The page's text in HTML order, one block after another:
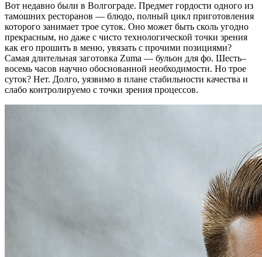
Вот недавно были в Волгограде. Предмет гордости одного из
тамошних ресторанов — блюдо, полный цикл приготовления
которого занимает трое суток. Оно может быть сколь угодно
прекрасным, но даже с чисто технологической точки зрения
как его прошить в меню, увязать с прочими позициями?
Самая длительная заготовка Zuma — бульон для фо. Шесть–
восемь часов научно обоснованной необходимости. Но трое
суток? Нет. Долго, уязвимо в плане стабильности качества и
слабо контролируемо с точки зрения процессов.